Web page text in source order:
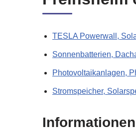
TESLA Powerwall,
Sonnenbatterien,
Photovoltaikanlagen,
Stromspeicher,